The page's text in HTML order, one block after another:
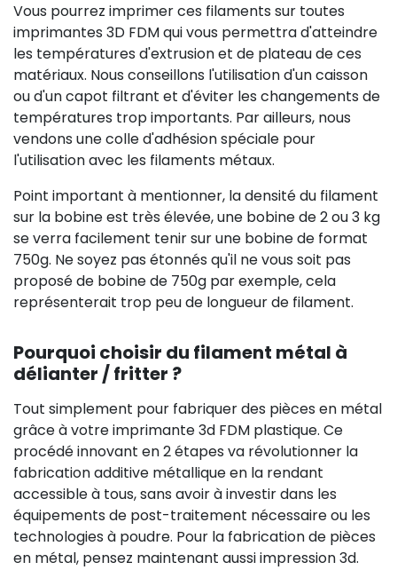
Vous pourrez imprimer ces filaments sur toutes
imprimantes 3D FDM qui vous permettra d'atteindre
les températures d'extrusion et de plateau de ces
matériaux. Nous conseillons l'utilisation d'un caisson
ou d'un capot filtrant et d'éviter les changements de
températures trop importants. Par ailleurs, nous
vendons une colle d'adhésion spéciale pour
l'utilisation avec les filaments métaux.
Point important à mentionner, la densité du filament
sur la bobine est très élevée, une bobine de 2 ou 3 kg
se verra facilement tenir sur une bobine de format
750g. Ne soyez pas étonnés qu'il ne vous soit pas
proposé de bobine de 750g par exemple, cela
représenterait trop peu de longueur de filament.
Pourquoi choisir du filament métal à
délianter / fritter ?
Tout simplement pour fabriquer des pièces en métal
grâce à votre imprimante 3d FDM plastique. Ce
procédé innovant en 2 étapes va révolutionner la
fabrication additive métallique en la rendant
accessible à tous, sans avoir à investir dans les
équipements de post-traitement nécessaire ou les
technologies à poudre. Pour la fabrication de pièces
en métal, pensez maintenant aussi impression 3d.